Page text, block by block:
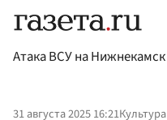
Атака ВСУ на Нижнекамск
31 августа 2025 16:21Культура